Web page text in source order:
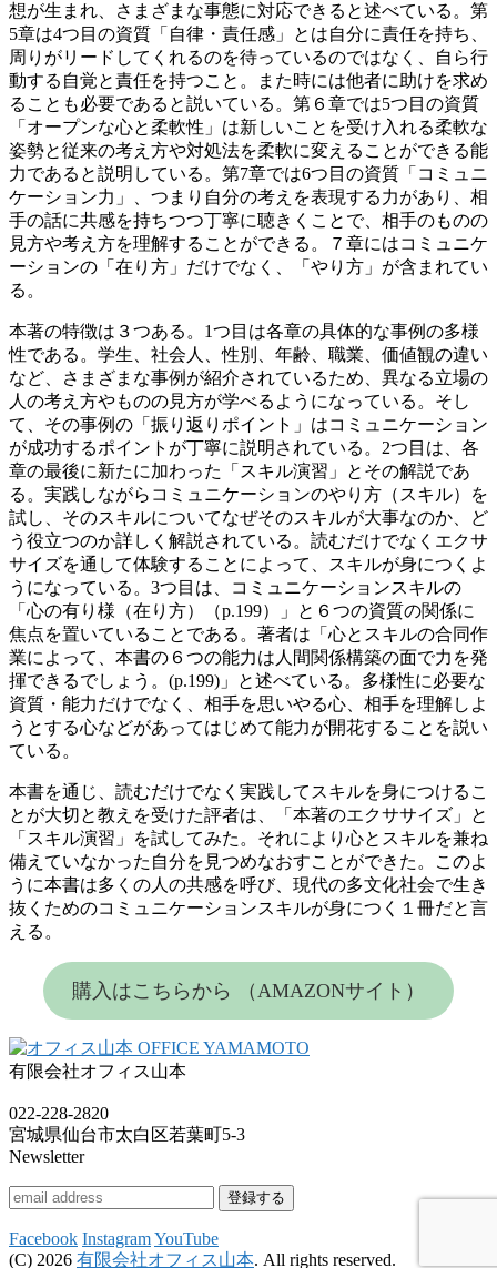
想が生まれ、さまざまな事態に対応できると述べている。第
5章は4つ目の資質「自律・責任感」とは自分に責任を持ち、
周りがリードしてくれるのを待っているのではなく、自ら行
動する自覚と責任を持つこと。また時には他者に助けを求め
ることも必要であると説いている。第６章では5つ目の資質
「オープンな心と柔軟性」は新しいことを受け入れる柔軟な
姿勢と従来の考え方や対処法を柔軟に変えることができる能
力であると説明している。第7章では6つ目の資質「コミュニ
ケーション力」、つまり自分の考えを表現する力があり、相
手の話に共感を持ちつつ丁寧に聴きくことで、相手のものの
見方や考え方を理解することができる。７章にはコミュニケ
ーションの「在り方」だけでなく、「やり方」が含まれてい
る。
本著の特徴は３つある。1つ目は各章の具体的な事例の多様
性である。学生、社会人、性別、年齢、職業、価値観の違い
など、さまざまな事例が紹介されているため、異なる立場の
人の考え方やものの見方が学べるようになっている。そし
て、その事例の「振り返りポイント」はコミュニケーション
が成功するポイントが丁寧に説明されている。2つ目は、各
章の最後に新たに加わった「スキル演習」とその解説であ
る。実践しながらコミュニケーションのやり方（スキル）を
試し、そのスキルについてなぜそのスキルが大事なのか、ど
う役立つのか詳しく解説されている。読むだけでなくエクサ
サイズを通して体験することによって、スキルが身につくよ
うになっている。3つ目は、コミュニケーションスキルの
「心の有り様（在り方）（p.199）」と６つの資質の関係に
焦点を置いていることである。著者は「心とスキルの合同作
業によって、本書の６つの能力は人間関係構築の面で力を発
揮できるでしょう。(p.199)」と述べている。多様性に必要な
資質・能力だけでなく、相手を思いやる心、相手を理解しよ
うとする心などがあってはじめて能力が開花することを説い
ている。
本書を通じ、読むだけでなく実践してスキルを身につけるこ
とが大切と教えを受けた評者は、「本著のエクササイズ」と
「スキル演習」を試してみた。それにより心とスキルを兼ね
備えていなかった自分を見つめなおすことができた。このよ
うに本書は多くの人の共感を呼び、現代の多文化社会で生き
抜くためのコミュニケーションスキルが身につく１冊だと言
える。
購入はこちらから （AMAZONサイト）
有限会社オフィス山本
022-228-2820
宮城県仙台市太白区若葉町5-3
Newsletter
Facebook InstagramYouTube
(C) 2026 有限会社オフィス山本. All rights reserved.